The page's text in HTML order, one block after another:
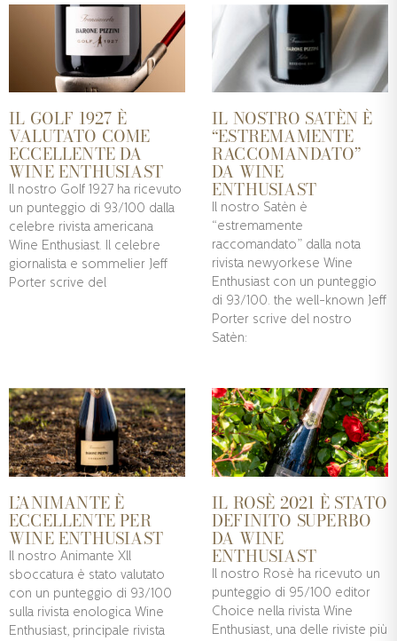
IL GOLF 1927 È
VALUTATO COME
ECCELLENTE DA
WINE ENTHUSIAST
Il nostro Golf 1927 ha ricevuto
un punteggio di 93/100 dalla
celebre rivista americana
Wine Enthusiast. Il celebre
giornalista e sommelier Jeff
Porter scrive del
IL NOSTRO SATÈN È
“ESTREMAMENTE
RACCOMANDATO”
DA WINE
ENTHUSIAST
Il nostro Satèn è
“estremamente
raccomandato” dalla nota
rivista newyorkese Wine
Enthusiast con un punteggio
di 93/100. the well-known Jeff
Porter scrive del nostro
Satèn:
L’ANIMANTE È
ECCELLENTE PER
WINE ENTHUSIAST
Il nostro Animante Xll
sboccatura è stato valutato
con un punteggio di 93/100
sulla rivista enologica Wine
Enthusiast, principale rivista
IL ROSÈ 2021 È STATO
DEFINITO SUPERBO
DA WINE
ENTHUSIAST
Il nostro Rosè ha ricevuto un
punteggio di 95/100 editor
Choice nella rivista Wine
Enthusiast, una delle riviste più